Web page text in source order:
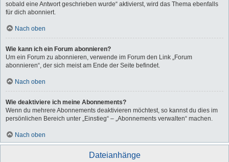
sobald eine Antwort geschrieben wurde“ aktivierst, wird das Thema ebenfalls
für dich abonniert.
Nach oben
Wie kann ich ein Forum abonnieren?
Um ein Forum zu abonnieren, verwende im Forum den Link „Forum
abonnieren“, der sich meist am Ende der Seite befindet.
Nach oben
Wie deaktiviere ich meine Abonnements?
Wenn du mehrere Abonnements deaktivieren möchtest, so kannst du dies im
persönlichen Bereich unter „Einstieg“ – „Abonnements verwalten“ machen.
Nach oben
Dateianhänge